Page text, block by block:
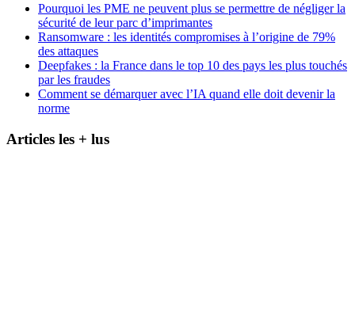
Pourquoi les PME ne peuvent plus se permettre de négliger la
sécurité de leur parc d’imprimantes
Ransomware : les identités compromises à l’origine de 79%
des attaques
Deepfakes : la France dans le top 10 des pays les plus touchés
par les fraudes
Comment se démarquer avec l’IA quand elle doit devenir la
norme
Articles les + lus